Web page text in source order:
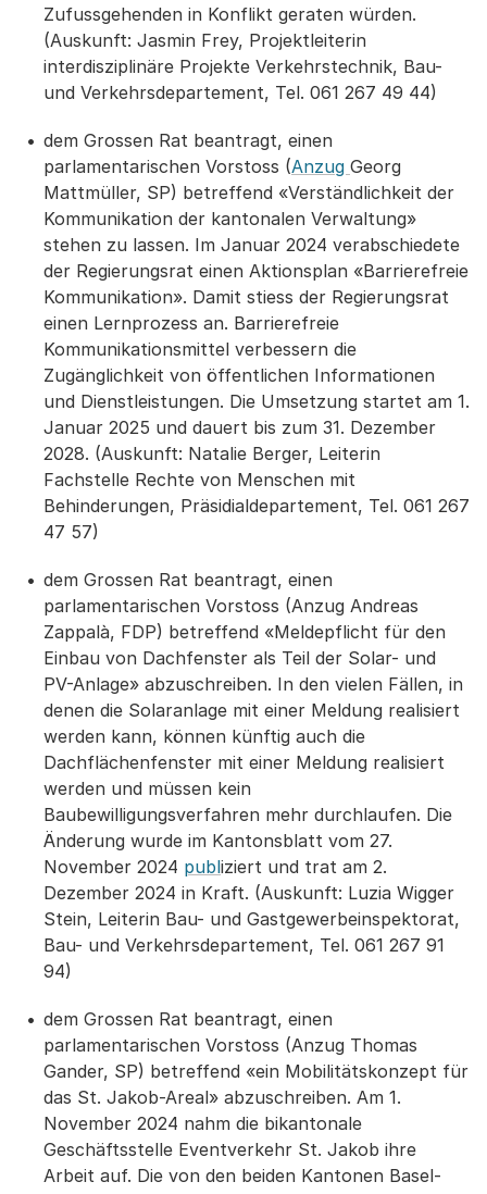
Zufussgehenden in Konflikt geraten würden.
(Auskunft: Jasmin Frey, Projektleiterin
interdisziplinäre Projekte Verkehrstechnik, Bau-
und Verkehrsdepartement, Tel. 061 267 49 44)
dem Grossen Rat beantragt, einen
parlamentarischen Vorstoss (Anzug Georg
Mattmüller, SP) betreffend «Verständlichkeit der
Kommunikation der kantonalen Verwaltung»
stehen zu lassen. Im Januar 2024 verabschiedete
der Regierungsrat einen Aktionsplan «Barrierefreie
Kommunikation». Damit stiess der Regierungsrat
einen Lernprozess an. Barrierefreie
Kommunikationsmittel verbessern die
Zugänglichkeit von öffentlichen Informationen
und Dienstleistungen. Die Umsetzung startet am 1.
Januar 2025 und dauert bis zum 31. Dezember
2028. (Auskunft: Natalie Berger, Leiterin
Fachstelle Rechte von Menschen mit
Behinderungen, Präsidialdepartement, Tel. 061 267
47 57)
dem Grossen Rat beantragt, einen
parlamentarischen Vorstoss (Anzug Andreas
Zappalà, FDP) betreffend «Meldepflicht für den
Einbau von Dachfenster als Teil der Solar- und
PV-Anlage» abzuschreiben. In den vielen Fällen, in
denen die Solaranlage mit einer Meldung realisiert
werden kann, können künftig auch die
Dachflächenfenster mit einer Meldung realisiert
werden und müssen kein
Baubewilligungsverfahren mehr durchlaufen. Die
Änderung wurde im Kantonsblatt vom 27.
November 2024 publiziert und trat am 2.
Dezember 2024 in Kraft. (Auskunft: Luzia Wigger
Stein, Leiterin Bau- und Gastgewerbeinspektorat,
Bau- und Verkehrsdepartement, Tel. 061 267 91
94)
dem Grossen Rat beantragt, einen
parlamentarischen Vorstoss (Anzug Thomas
Gander, SP) betreffend «ein Mobilitätskonzept für
das St. Jakob-Areal» abzuschreiben. Am 1.
November 2024 nahm die bikantonale
Geschäftsstelle Eventverkehr St. Jakob ihre
Arbeit auf. Die von den beiden Kantonen Basel-